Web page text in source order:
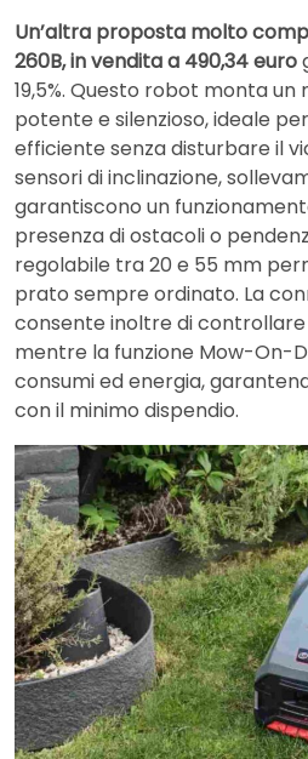
Un’altra proposta molto
260B, in vendita a 490,34 euro
19,5%. Questo robot monta
potente e silenzioso, ideale
efficiente senza disturbare il
sensori di inclinazione,
garantiscono un
presenza di ostacoli o
regolabile tra 20 e 55 mm
prato sempre ordinato. La
consente inoltre di
mentre la funzione Mow-On-
consumi ed energia,
con il minimo dispendio.